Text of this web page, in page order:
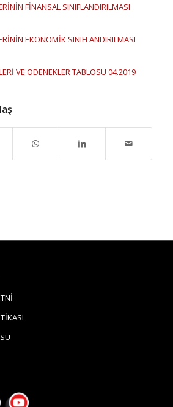
FİNANSAL SINIFLANDIRILMASI
EKONOMİK SINIFLANDIRILMASI
VE ÖDENEKLER TABLOSU 04.2019